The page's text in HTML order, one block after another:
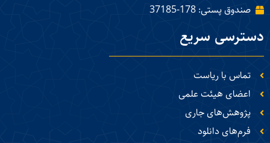
صندوق پستی: 178-37185
دسترسی سریع
تماس با ریاست
اعضای هیئت علمی
پژوهش‌های جاری
فرم‌های دانلود